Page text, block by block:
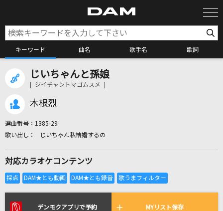
キーワード 曲名 歌手名 歌詞
カラオケ検索
全国りれき
リアルタイムで歌われている曲の一覧
じいちゃんと孫娘
[ ジイチャントマゴムスメ ]
木根烈
選曲番号： 1385-29
じいちゃん私結婚するの
対応カラオケコンテンツ
デンモクアプリで予約 MYリスト保存